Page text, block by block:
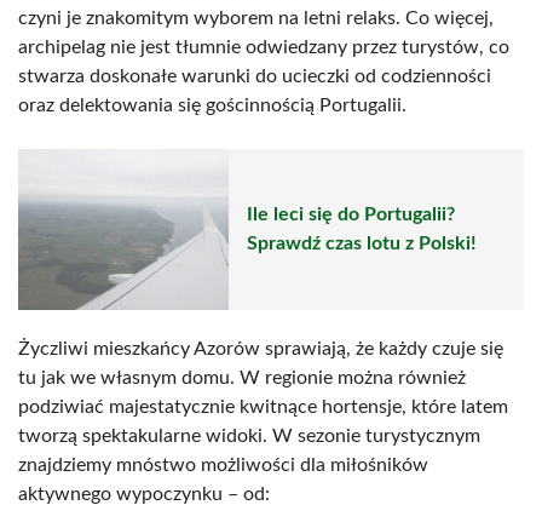
czyni je znakomitym wyborem na letni relaks. Co więcej,
archipelag nie jest tłumnie odwiedzany przez turystów, co
stwarza doskonałe warunki do ucieczki od codzienności
oraz delektowania się gościnnością Portugalii.
Ile leci się do Portugalii?
Sprawdź czas lotu z Polski!
Życzliwi mieszkańcy Azorów sprawiają, że każdy czuje się
tu jak we własnym domu. W regionie można również
podziwiać majestatycznie kwitnące hortensje, które latem
tworzą spektakularne widoki. W sezonie turystycznym
znajdziemy mnóstwo możliwości dla miłośników
aktywnego wypoczynku – od: